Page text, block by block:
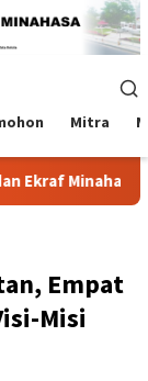
Mitra
Empat
Misi